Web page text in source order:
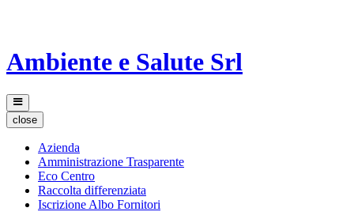
Ambiente e Salute Srl
close
Azienda
Amministrazione Trasparente
Eco Centro
Raccolta differenziata
Iscrizione Albo Fornitori